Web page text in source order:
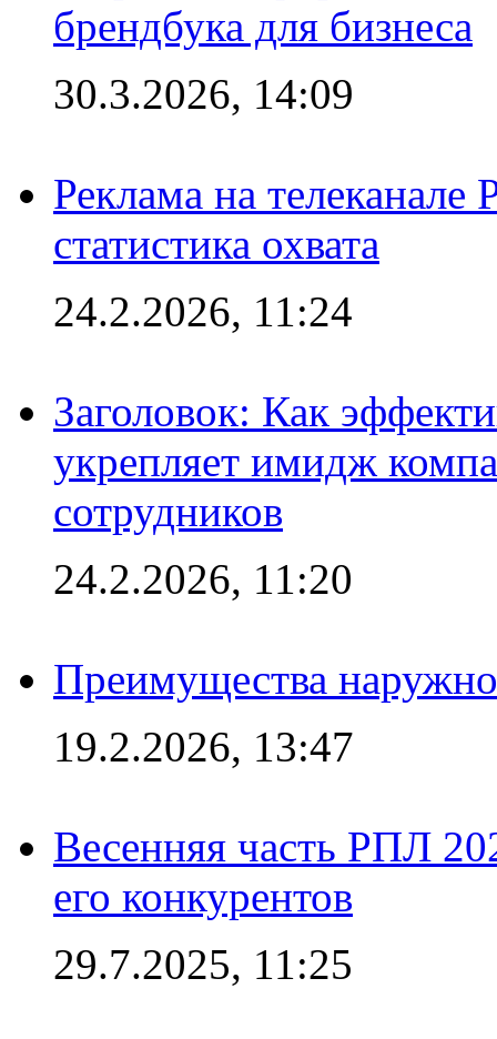
брендбука для бизнеса
30.3.2026, 14:09
Реклама на
статистика охвата
24.2.2026, 11:24
Заголовок: Как
укрепляет имидж
сотрудников
24.2.2026, 11:20
Преимущества
19.2.2026, 13:47
Весенняя часть РПЛ
его конкурентов
29.7.2025, 11:25